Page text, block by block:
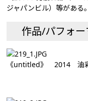
ジャパンビル）等がある。
作品/パフォ
《untitled》 2014 油